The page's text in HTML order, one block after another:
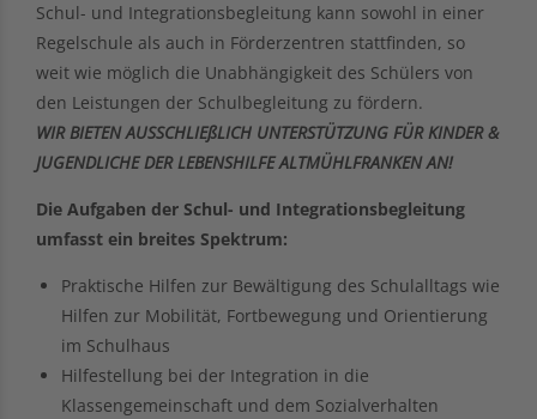
Schul- und Integrationsbegleitung kann sowohl in einer
Regelschule als auch in Förderzentren stattfinden, so
weit wie möglich die Unabhängigkeit des Schülers von
den Leistungen der Schulbegleitung zu fördern.
WIR BIETEN AUSSCHLIEßLICH UNTERSTÜTZUNG FÜR KINDER &
JUGENDLICHE DER LEBENSHILFEALTMÜHLFRANKEN AN!
Die Aufgaben der Schul- und Integrationsbegleitung
umfasst ein breites Spektrum:
Praktische Hilfen zur Bewältigung des Schulalltags wie
Hilfen zur Mobilität, Fortbewegung und Orientierung
im Schulhaus
Hilfestellung bei der Integration in die
Klassengemeinschaft und dem Sozialverhalten